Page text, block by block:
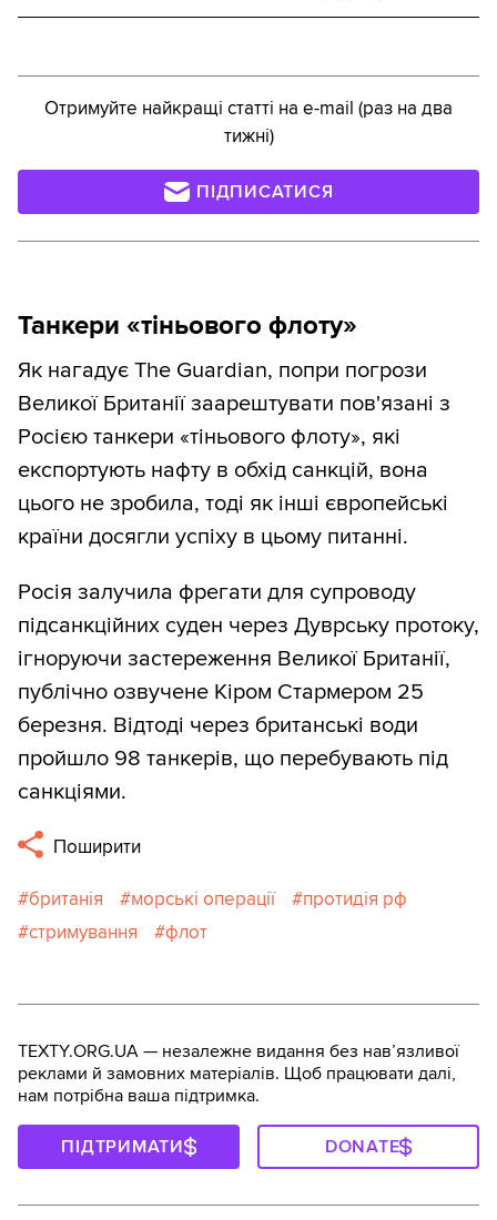
Отримуйте найкращі статті на e-mail (раз на два
тижні)
ПІДПИСАТИСЯ
Танкери «тіньового флоту»
Як нагадує The Guardian, попри погрози
Великої Британії заарештувати пов'язані з
Росією танкери «тіньового флоту», які
експортують нафту в обхід санкцій, вона
цього не зробила, тоді як інші європейські
країни досягли успіху в цьому питанні.
Росія залучила фрегати для супроводу
підсанкційних суден через Дуврську протоку,
ігноруючи застереження Великої Британії,
публічно озвучене Кіром Стармером 25
березня. Відтоді через британські води
пройшло 98 танкерів, що перебувають під
санкціями.
Поширити
британія морські операції
протидія рф
стримування
флот
TEXTY.ORG.UA — незалежне видання без навʼязливої
реклами й замовних матеріалів. Щоб працювати далі,
нам потрібна ваша підтримка.
ПІДТРИМАТИ DONATE